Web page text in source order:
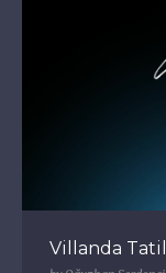
Villanda Tatil